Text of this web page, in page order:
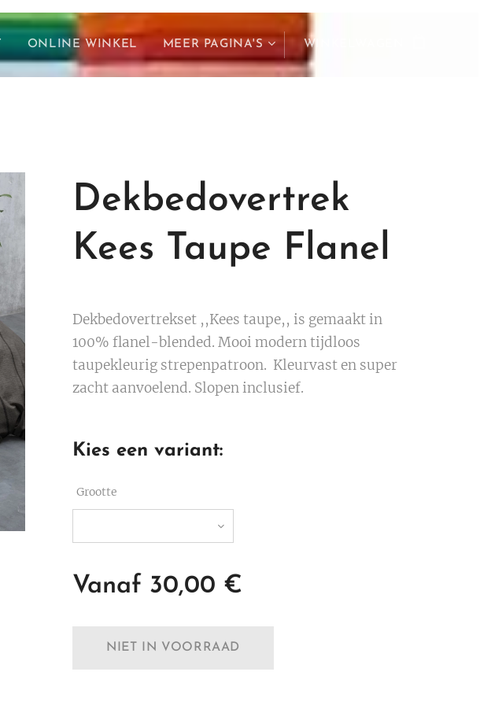
ONLINE WINKEL MEER PAGINA'S WINKELWAGEN
Dekbedovertrek
Kees Taupe Flanel
Dekbedovertrekset ,,Kees taupe,, is gemaakt in
100% flanel-blended. Mooi modern tijdloos
taupekleurig strepenpatroon. Kleurvast en super
zacht aanvoelend. Slopen inclusief.
Kies een variant:
Grootte
Vanaf 30,00 €
NIET IN VOORRAAD